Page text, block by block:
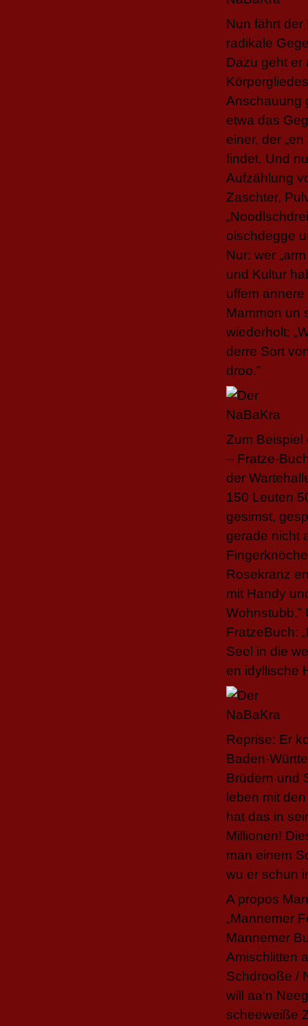
Nun fährt der
radikale
Dazu geht er
Anschauung
etwa das
einer, der
findet. Und
Aufzählung
Zaschter,
oischdegge
Nur: wer
und Kultur
uffem
Mammon un
wiederholt:
derre Sort
droo.”
Zum Beispiel
– Fratze-
der
150 Leuten
gesimst,
gerade nicht
Rosekranz
mit Handy
Wohnstubb.”
FratzeBuch:
Seel in die
en idyllische
Reprise: Er
Baden-
Brüdern und
leben mit
hat das in
Millionen!
man einem
wu er schun
A propos
„Mannemer
Mannemer
Amischlitten
Schdrooße /
will aa'n
scheeweiße